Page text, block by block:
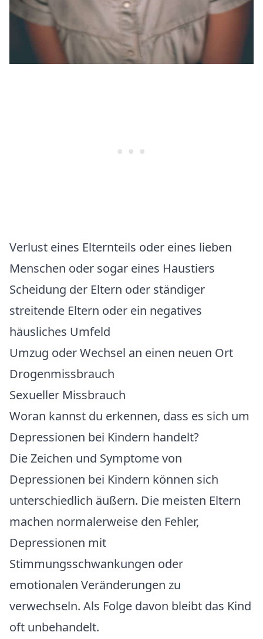
Verlust eines Elternteils oder eines lieben
Menschen oder sogar eines Haustiers
Scheidung der Eltern oder ständiger
streitende Eltern oder ein negatives
häusliches Umfeld
Umzug oder Wechsel an einen neuen Ort
Drogenmissbrauch
Sexueller Missbrauch
Woran kannst du erkennen, dass es sich um
Depressionen bei Kindern handelt?
Die Zeichen und Symptome von
Depressionen bei Kindern können sich
unterschiedlich äußern. Die meisten Eltern
machen normalerweise den Fehler,
Depressionen mit
Stimmungsschwankungen oder
emotionalen Veränderungen zu
verwechseln. Als Folge davon bleibt das Kind
oft unbehandelt.